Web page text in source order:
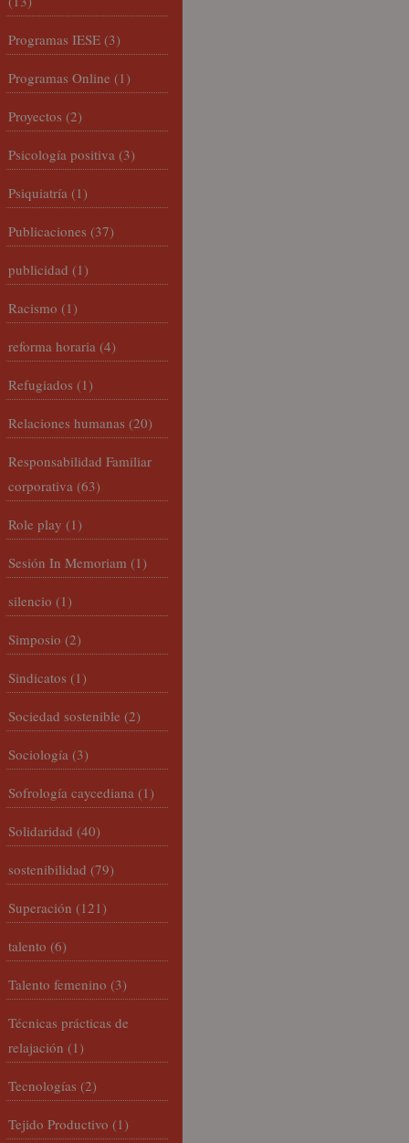
Programas IESE (3)
Programas Online (1)
Proyectos (2)
Psicología positiva (3)
Psiquiatría (1)
Publicaciones (37)
publicidad (1)
Racismo (1)
reforma horaria (4)
Refugiados (1)
Relaciones humanas (20)
Responsabilidad Familiar
corporativa (63)
Role play (1)
Sesión In Memoriam (1)
silencio (1)
Simposio (2)
Sindicatos (1)
Sociedad sostenible (2)
Sociología (3)
Sofrología caycediana (1)
Solidaridad (40)
sostenibilidad (79)
Superación (121)
talento (6)
Talento femenino (3)
Técnicas prácticas de
relajación (1)
Tecnologías (2)
Tejido Productivo (1)